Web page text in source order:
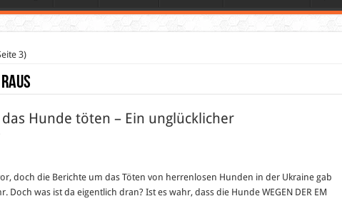
3)
Raus
Hunde töten – Ein unglücklicher
doch die Berichte um das Töten von herrenlosen Hunden in der Ukraine gab
Doch was ist da eigentlich dran? Ist es wahr, dass die Hunde WEGEN DER EM